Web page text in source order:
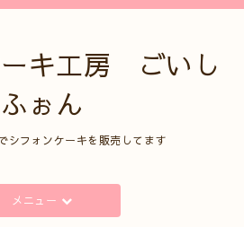
キ工房 ごいし
ふぉん
シフォンケーキを販売してます
メニュー